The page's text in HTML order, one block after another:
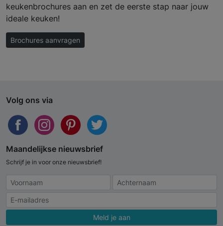
keukenbrochures aan en zet de eerste stap naar jouw
ideale keuken!
Brochures aanvragen
Volg ons via
Maandelijkse nieuwsbrief
Schrijf je in voor onze nieuwsbrief!
Meld je aan